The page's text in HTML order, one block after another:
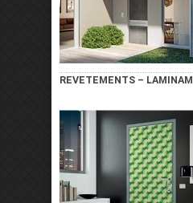
REVETEMENTS – LAMINAM